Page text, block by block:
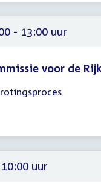
- 13:00 uur
voor de
uur